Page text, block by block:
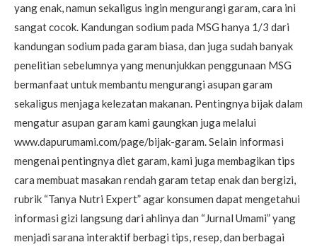
yang enak, namun sekaligus ingin mengurangi garam, cara ini
sangat cocok. Kandungan sodium pada MSG hanya 1/3 dari
kandungan sodium pada garam biasa, dan juga sudah banyak
penelitian sebelumnya yang menunjukkan penggunaan MSG
bermanfaat untuk membantu mengurangi asupan garam
sekaligus menjaga kelezatan makanan. Pentingnya bijak dalam
mengatur asupan garam kami gaungkan juga melalui
www.dapurumami.com/page/bijak-garam. Selain informasi
mengenai pentingnya diet garam, kami juga membagikan tips
cara membuat masakan rendah garam tetap enak dan bergizi,
rubrik “Tanya Nutri Expert” agar konsumen dapat mengetahui
informasi gizi langsung dari ahlinya dan “Jurnal Umami” yang
menjadi sarana interaktif berbagi tips, resep, dan berbagai